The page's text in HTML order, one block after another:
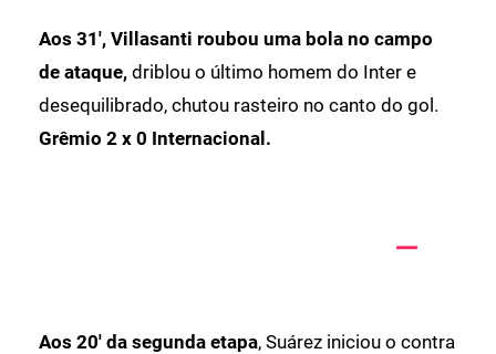
Aos 31', Villasanti roubou uma bola no campo
de ataque, driblou o último homem do Inter e
desequilibrado, chutou rasteiro no canto do gol.
Grêmio 2 x 0 Internacional.
Aos 20' da segunda etapa, Suárez iniciou o contra